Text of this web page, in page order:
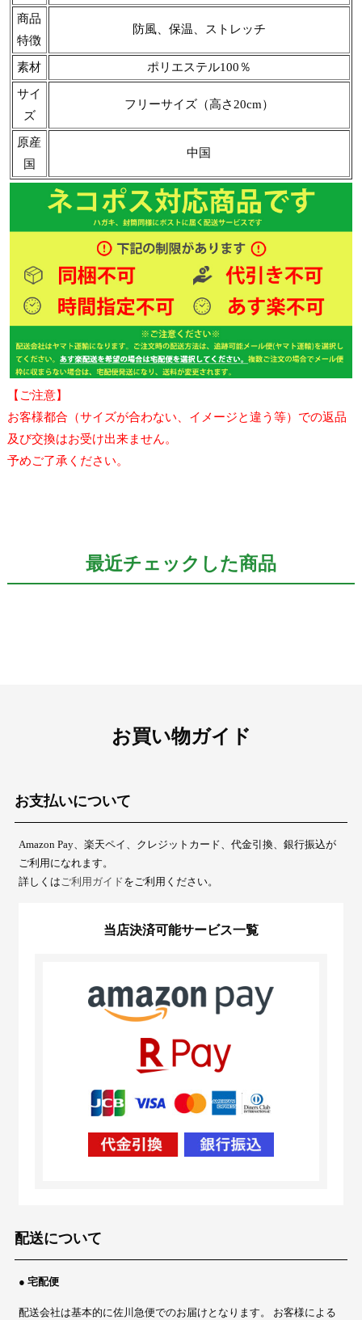
商品
特徴
防風、保温、ストレッチ
素材 ポリエステル100％
サイ
ズ
フリーサイズ（高さ20cm）
原産
国
中国
【ご注意】
お客様都合（サイズが合わない、イメージと違う等）での返品
及び交換はお受け出来ません。
予めご了承ください。
最近チェックした商品
お買い物ガイド
お支払いについて
Amazon Pay、楽天ペイ、クレジットカード、代金引換、銀行振込が
ご利用になれます。
詳しくは ご利用ガイドをご利用ください。
当店決済可能サービス一覧
配送について
● 宅配便
配送会社は基本的に佐川急便でのお届けとなります。 お客様による